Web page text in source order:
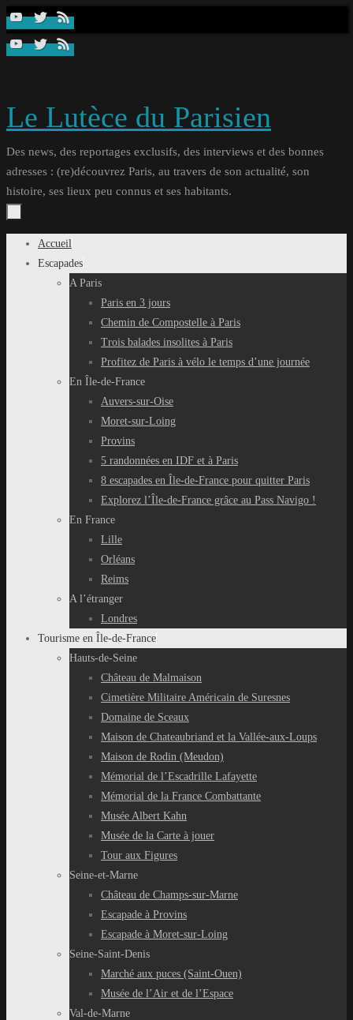
Passer
contenu
Le Lutèce du Parisien
Des news, des reportages exclusifs, des interviews et des bonnes
adresses : (re)découvrez Paris, au travers de son actualité, son
histoire, ses lieux peu connus et ses habitants.
Passer
Accueil
Escapades
A Paris
Paris en 3 jours
Chemin de Compostelle à Paris
Trois balades insolites à Paris
Profitez de Paris à vélo le temps d’une journée
En Île-de-France
Auvers-sur-Oise
Moret-sur-Loing
Provins
5 randonnées en IDF et à Paris
8 escapades en Île-de-France pour quitter Paris
Explorez l’Île-de-France grâce au Pass Navigo !
En France
Lille
Orléans
Reims
A l’étranger
Londres
Tourisme en Île-de-France
Hauts-de-Seine
Château de Malmaison
Cimetière Militaire Américain de Suresnes
Domaine de Sceaux
Maison de Chateaubriand et la Vallée-aux-Loups
Maison de Rodin (Meudon)
Mémorial de l’Escadrille Lafayette
Mémorial de la France Combattante
Musée Albert Kahn
Musée de la Carte à jouer
Tour aux Figures
Seine-et-Marne
Château de Champs-sur-Marne
Escapade à Provins
Escapade à Moret-sur-Loing
Seine-Saint-Denis
Marché aux puces (Saint-Ouen)
Musée de l’Air et de l’Espace
Val-de-Marne